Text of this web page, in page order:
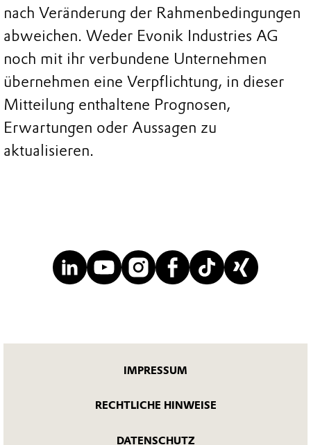
nach Veränderung der Rahmenbedingungen
abweichen. Weder Evonik Industries AG
noch mit ihr verbundene Unternehmen
übernehmen eine Verpflichtung, in dieser
Mitteilung enthaltene Prognosen,
Erwartungen oder Aussagen zu
aktualisieren.
IMPRESSUM
RECHTLICHE HINWEISE
DATENSCHUTZ